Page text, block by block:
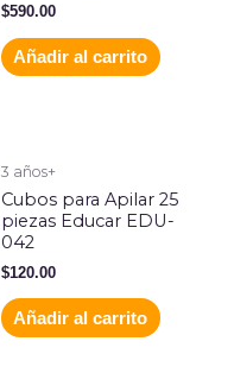
$590.00
Añadir al carrito
3 años+
Cubos para Apilar 25
piezas Educar EDU-
042
$120.00
Añadir al carrito